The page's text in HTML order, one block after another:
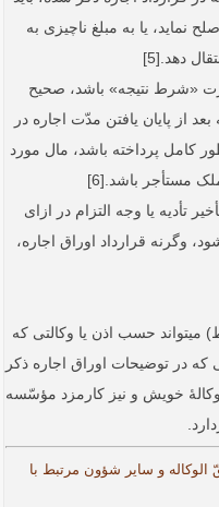
نماید، یا به مبلغ ناچیزی به
دهد.[5]
«شرط نتیجه» باشد، صحیح
از پایان یافتن مدّت اجاره‏ در
کامل پرداخته باشد، مال مورد
مستأجر باشد.[6]
تأدیه یا وجه التزام در ازای
وگرنه قرارداد اوراق اجاره،
حسب اذن یا وکالتی که
که در توضیحات اوراق اجاره ذکر
خویش و نیز کارمزد مؤسّسه
الوکاله و سایر شؤون مرتبط با